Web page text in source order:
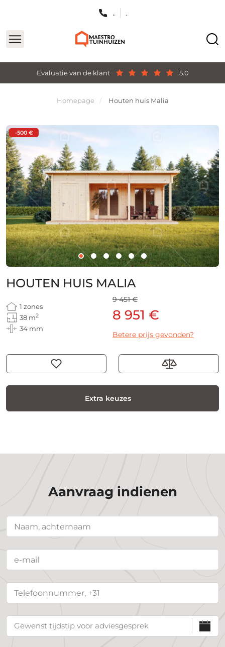
Evaluatie van de klant 5.0
. .
Homepage Houten huis Malia
-500 €
HOUTEN HUIS MALIA
1 zones
38 m2
34 mm
9 451 €
8 951 €
Betere prijs gevonden?
Extra keuzes
Aanvraag indienen